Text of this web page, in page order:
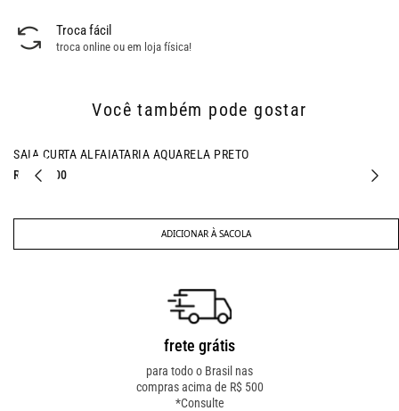
Troca fácil
troca online ou em loja física!
Você também pode gostar
SAIA CURTA ALFAIATARIA AQUARELA PRETO
R$ 197,00
ADICIONAR À SACOLA
frete grátis
para todo o Brasil nas
compras acima de R$ 500
*Consulte